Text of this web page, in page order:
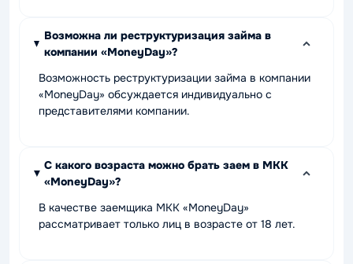
Возможна ли реструктуризация займа в
компании «MoneyDay»?
Возможность реструктуризации займа в компании
«MoneyDay» обсуждается индивидуально с
представителями компании.
С какого возраста можно брать заем в МКК
«MoneyDay»?
В качестве заемщика МКК «MoneyDay»
рассматривает только лиц в возрасте от 18 лет.